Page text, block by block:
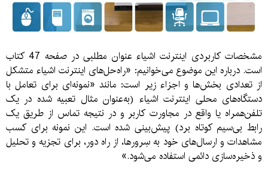
مشخصات کاربردی اینترنت اشیاء عنوان مطلبی در صفحه 47 کتاب
است. درباره این موضوع می‌خوانیم: «راه‌حل‌های اینترنت اشیاء متشکل
از تعدادی بخش‌ها و اجزاء زیر است: مانند «نمونه‌ای برای تعامل با
دستگاه‌های محلی اینترنت اشیاء (به‌عنوان مثال تعبیه شده در یک
تلفن‌همراه یا واقع در مجاورت کاربر و در نتیجه تماس از طریق یک
رابط بی‌سیم کوتاه برد) پیش‌بینی شده است. این نمونه برای کسب
مشاهدات و ارسال‌های خود به سِرور‌ها، از راه دور، برای تجزیه و تحلیل
و ذخیره‌سازی دائمی استفاده می‌شود.»